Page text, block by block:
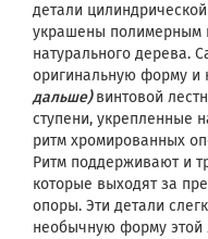
детали
украшены полимерным
натурального дерева.
оригинальную форму и
дальше) винтовой
ступени, укрепленные
ритм хромированных
Ритм поддерживают и
которые выходят за
опоры. Эти детали
необычную форму этой